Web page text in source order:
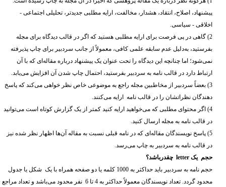
پیشنهاد، اصلاح، انتقاد، هشدار، مخالفت، ارایه مطلبی جدیدتر، تحلیلی اجتماعی -
اخلاقی - سیاسی.
2) گاهی در پی فرصت برای ارایه مطلبی هستید که اگر در قالب دیدگاه برای مجله
بفرستید، به‌دلیل عدم سابقه علمی کافی، معمولاً از جانب سردبیر برای چاپ پذیرفته
نمی‌شود؛ اما چنانچه این دیدگاه را تحت عنوان یک پیشنهاد درباره مقاله‌ای که با آن
ارتباط دارد در قالب نامه به سردبیر بفرستید، احتمال چاپ شدن آن افزایش می‌یابد.
3) بعضاً سردبیر از مخاطبین مجله راجع به موضوعی خاص نظر خواهی می‌کند که پاسخ
دهندگان نظراتشان را در قالب نامه ارایه می‌کنند.
4) اگر محتوای مطلبی که می‌خواهید ارایه کنید کمتر از یک گزارش کوتاه است می‌توانید
در قالب نامه به مجله ارسال کنید.
5) پاسخ نویسندگان مقاله‌ای که در نامه قبلی نسبت به مقاله آن‌ها اظهار نظر شده نیز
در قالب نامه به سردبیر به چاپ می‌رسد.
حجم یک letter چقدرباشد؟
حجم نامه به سردبیر باید حداکثر به 1000 کلمه یا دو صفحه همراه با یک شکل یا جدول
محدود گردد. تعداد نویسندگان معمولاً حداکثر به 4 تا 6 نفر محدود می‌باشد و تعداد مراجع